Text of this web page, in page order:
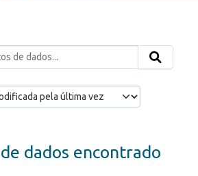
dados encontrado